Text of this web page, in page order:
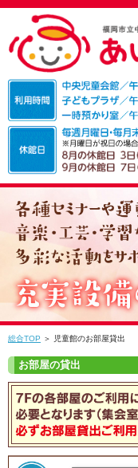
総合TOP ＞ 児童館のお部屋貸出